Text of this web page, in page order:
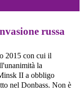
la nostra "Breve storia del
si arricchisce oggi
undici schede
s
ha indagato sulle torture
Kobernyk e l'intera
dirette a seguito della
d'Assalto "Skelya".
re
la popolazione civile: il
russa
2015 con cui il
la
II a obbligo
nel Donbass. Non è